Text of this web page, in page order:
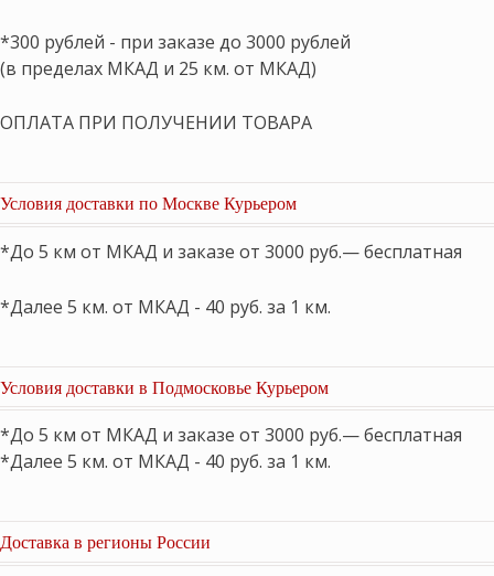
*300 рублей - при заказе до 3000 рублей
(в пределах МКАД и 25 км. от МКАД)
ОПЛАТА ПРИ ПОЛУЧЕНИИ ТОВАРА
Условия доставки по Москве Курьером
*До 5 км от МКАД и заказе от 3000 руб.— бесплатная
*Далее 5 км. от МКАД - 40 руб. за 1 км.
Условия доставки в Подмосковье Курьером
*До 5 км от МКАД и заказе от 3000 руб.— бесплатная
*Далее 5 км. от МКАД - 40 руб. за 1 км.
Доставка в регионы России